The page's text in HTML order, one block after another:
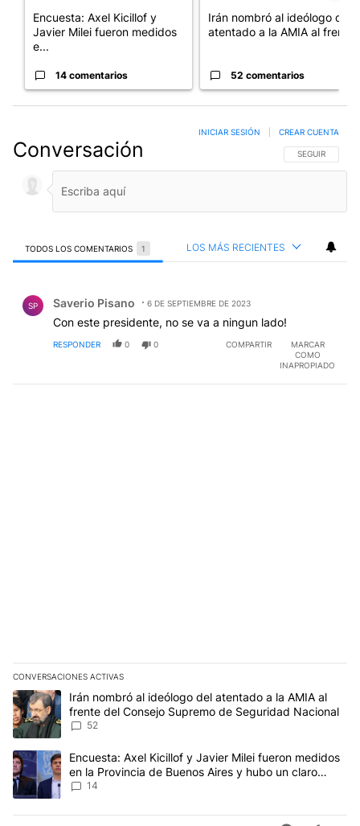
Encuesta: Axel Kicillof y
Javier Milei fueron medidos
e...
14 comentarios
Irán nombró al ideólogo del
atentado a la AMIA al frent...
52 comentarios
Conversación SIGA ESTA
SEGUIR
INICIAR SESIÓN CREAR CUENTA
TODOS LOS COMENTARIOS 1 LOS MÁS RECIENTES
SP Saverio Pisano 6 DE SEPTIEMBRE DE 2023
Con este presidente, no se va a ningun lado!
RESPONDER 0 0 COMPARTIR
MARCAR
COMO
INAPROPIADO
CONVERSACIONES ACTIVAS
Este listado muestra los artículos con más comentarios en los
Un artículo de tendencia con el título "Irán nombró al ideólogo
Irán nombró al ideólogo del atentado a la AMIA al
frente del Consejo Supremo de Seguridad Nacional
52
Un artículo de tendencia con el título "Encuesta: Axel Kicillof y
Encuesta: Axel Kicillof y Javier Milei fueron medidos
en la Provincia de Buenos Aires y hubo un claro
ganador
14